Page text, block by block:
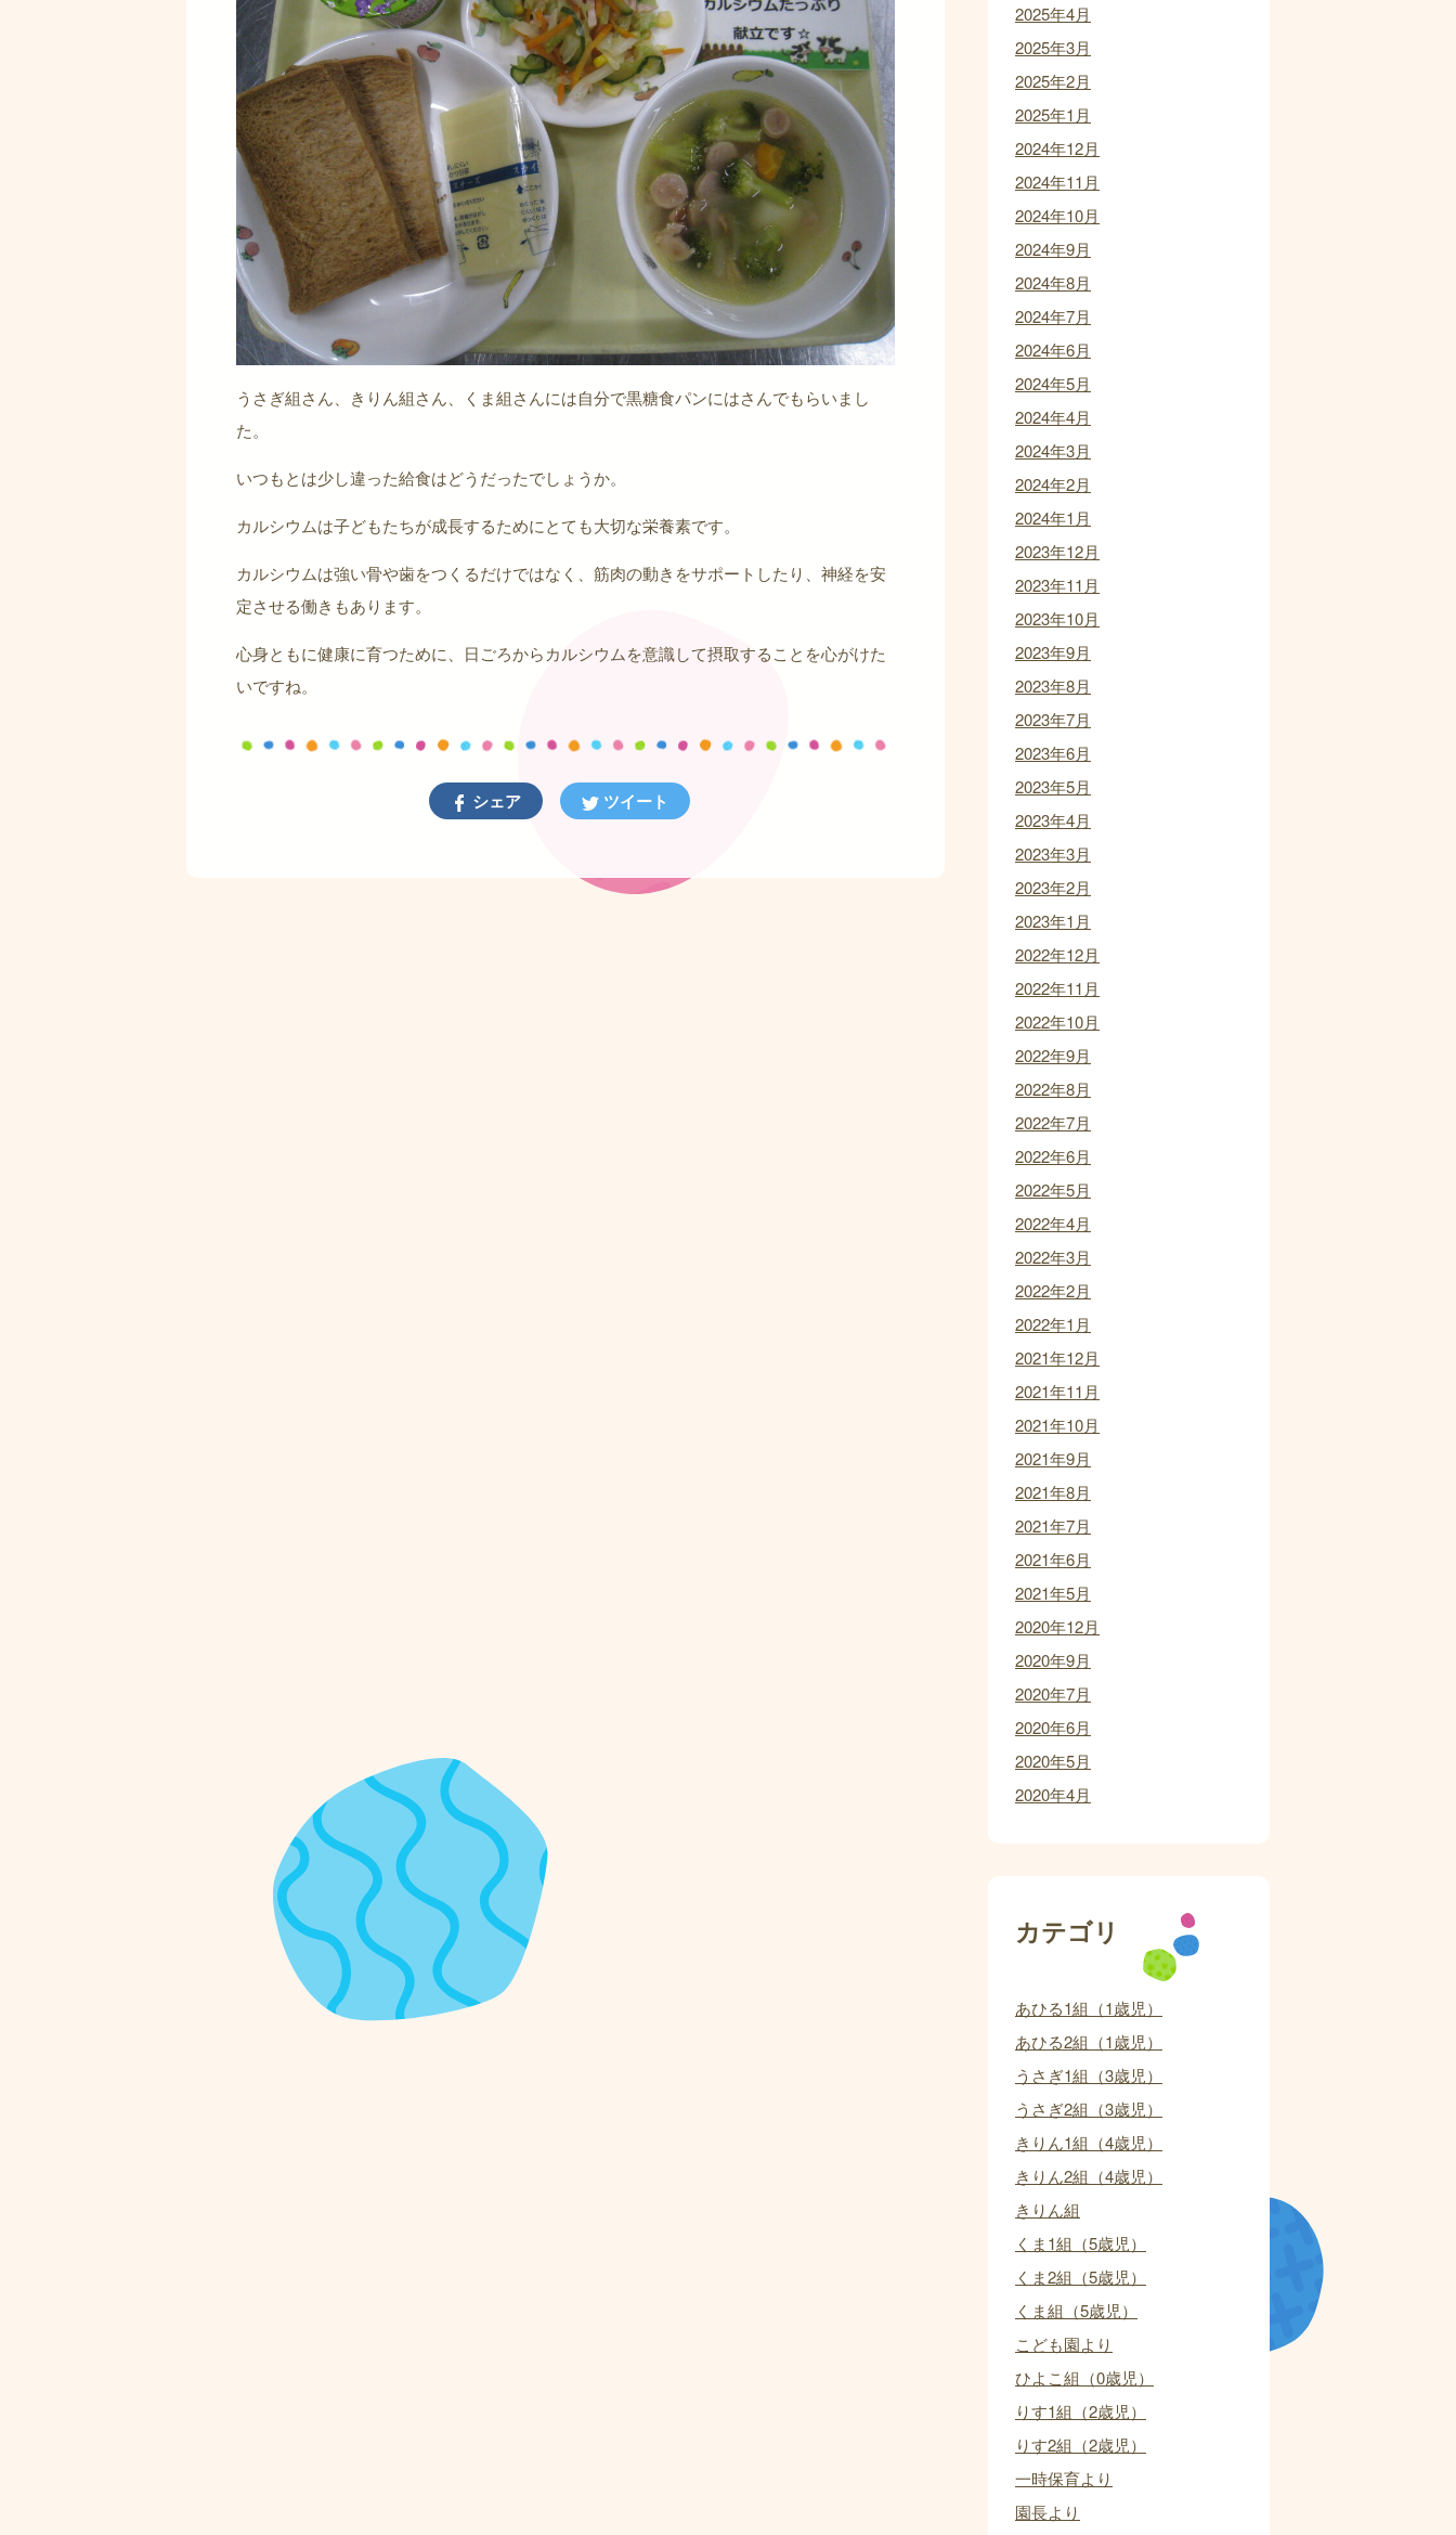
うさぎ組さん、きりん組さん、くま組さんには自分で黒糖食パンにはさんでもらいまし
た。
いつもとは少し違った給食はどうだったでしょうか。
カルシウムは子どもたちが成長するためにとても大切な栄養素です。
カルシウムは強い骨や歯をつくるだけではなく、筋肉の動きをサポートしたり、神経を安
定させる働きもあります。
心身ともに健康に育つために、日ごろからカルシウムを意識して摂取することを心がけた
いですね。
シェア ツイート
2025年4月
2025年3月
2025年2月
2025年1月
2024年12月
2024年11月
2024年10月
2024年9月
2024年8月
2024年7月
2024年6月
2024年5月
2024年4月
2024年3月
2024年2月
2024年1月
2023年12月
2023年11月
2023年10月
2023年9月
2023年8月
2023年7月
2023年6月
2023年5月
2023年4月
2023年3月
2023年2月
2023年1月
2022年12月
2022年11月
2022年10月
2022年9月
2022年8月
2022年7月
2022年6月
2022年5月
2022年4月
2022年3月
2022年2月
2022年1月
2021年12月
2021年11月
2021年10月
2021年9月
2021年8月
2021年7月
2021年6月
2021年5月
2020年12月
2020年9月
2020年7月
2020年6月
2020年5月
2020年4月
カテゴリ
あひる1組（1歳児）
あひる2組（1歳児）
うさぎ1組（3歳児）
うさぎ2組（3歳児）
きりん1組（4歳児）
きりん2組（4歳児）
きりん組
くま1組（5歳児）
くま2組（5歳児）
くま組（5歳児）
こども園より
ひよこ組（0歳児）
りす1組（2歳児）
りす2組（2歳児）
一時保育より
園長より